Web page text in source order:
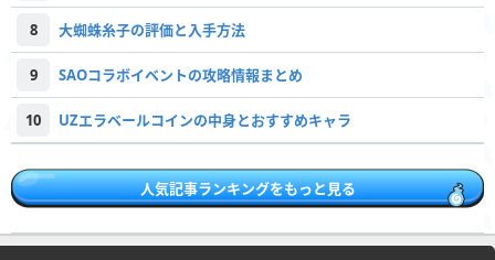
8 大蜘蛛糸子の評価と入手方法
9 SAOコラボイベントの攻略情報まとめ
10 UZエラベールコインの中身とおすすめキャラ
人気記事ランキングをもっと見る